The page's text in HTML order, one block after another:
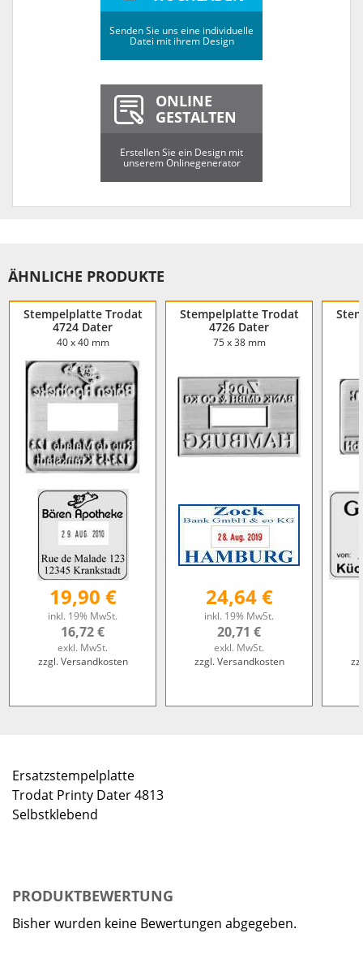
Senden Sie uns eine individuelle
Datei mit ihrem Design
ONLINE
GESTALTEN
Erstellen Sie ein Design mit
unserem Onlinegenerator
ÄHNLICHE PRODUKTE
Stempelplatte Trodat
4724 Dater
40 x 40 mm
19,90 €
inkl. 19% MwSt.
16,72 €
exkl. MwSt.
zzgl. Versandkosten
Stempelplatte Trodat
4726 Dater
75 x 38 mm
24,64 €
inkl. 19% MwSt.
20,71 €
exkl. MwSt.
zzgl. Versandkosten
Ersatzstempelplatte
Trodat Printy Dater 4813
Selbstklebend
PRODUKTBEWERTUNG
Bisher wurden keine Bewertungen abgegeben.